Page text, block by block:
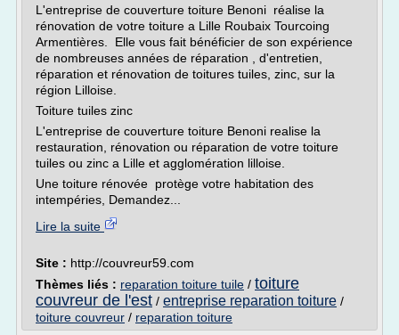
L'entreprise de couverture toiture Benoni réalise la
rénovation de votre toiture a Lille Roubaix Tourcoing
Armentières. Elle vous fait bénéficier de son expérience
de nombreuses années de réparation , d'entretien,
réparation et rénovation de toitures tuiles, zinc, sur la
région Lilloise.
Toiture tuiles zinc
L'entreprise de couverture toiture Benoni realise la
restauration, rénovation ou réparation de votre toiture
tuiles ou zinc a Lille et agglomération lilloise.
Une toiture rénovée protège votre habitation des
intempéries, Demandez...
Lire la suite
Site : http://couvreur59.com
Thèmes liés : reparation toiture tuile / toiture
couvreur de l'est / entreprise reparation toiture /
toiture couvreur / reparation toiture